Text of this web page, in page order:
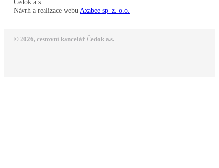
Čedok a.s
Návrh a realizace webu Axabee sp. z. o.o.
© 2026, cestovní kancelář Čedok a.s.